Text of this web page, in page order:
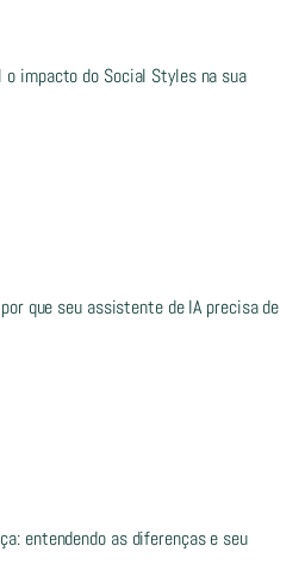
o impacto do Social Styles na sua
que seu assistente de IA precisa de
entendendo as diferenças e seu